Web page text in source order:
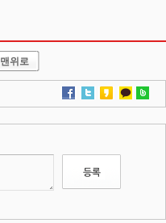
맨위로